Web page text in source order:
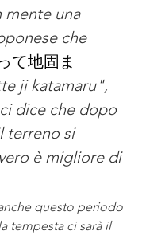
mente una
che
て地固ま
ji katamaru",
dice che dopo
terreno si
è migliore di
questo periodo
tempesta ci sarà il